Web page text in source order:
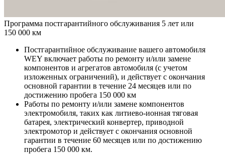
Программа постгарантийного обслуживания 5 лет или
150 000 км
Постгарантийное обслуживание вашего автомобиля
WEY включает работы по ремонту и/или замене
компонентов и агрегатов автомобиля (с учетом
изложенных ограничений), и действует с окончания
основной гарантии в течение 24 месяцев или по
достижению пробега 150 000 км
Работы по ремонту и/или замене компонентов
электромобиля, таких как литиево-ионная тяговая
батарея, электрический конвертер, приводной
электромотор и действует с окончания основной
гарантии в течение 60 месяцев или по достижению
пробега 150 000 км.